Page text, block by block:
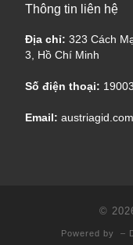
Thông tin liên hệ
Địa chỉ: 323 Cách
3, Hồ Chí Minh
Số điện thoại:
Email:
©
Powered by –